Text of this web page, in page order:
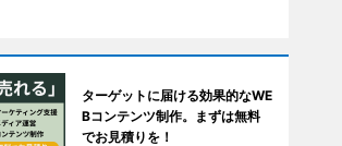
ターゲットに届ける効果的なWE
Bコンテンツ制作。まずは無料
でお見積りを！